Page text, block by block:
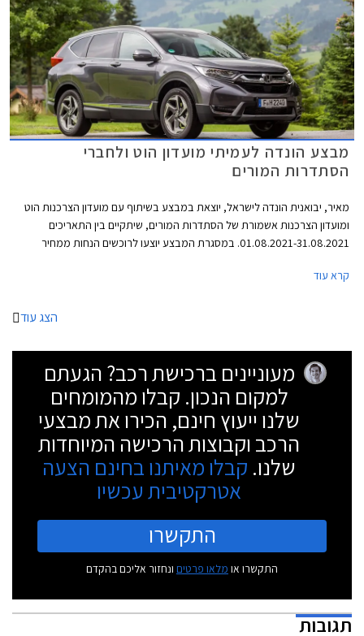
מבצע הונדה לעמיתי מועדון הוט ולחברי
הסתדרות המורים
מאיר, יבואנית הונדה לישראל, יוצאת במבצע בשיתוף עם מועדון הצרכנות הוט
ומועדון הצרכנות אשמורת של הסתדרות המורים, שיתקיים בין התאריכים
01.08.2021-31.08.2021. במסגרת המבצע יוצעו לרוכשים הנחות ממחיר
המשתתפים במבצע.
קרא עוד
הצג עוד
מעוניינים ברכישת רכב? הגעתם
למקום הנכון. קבלו מהמומחים
שלנו ייעוץ חינם, הכירו את מבצעי
הרכב וקבוצות הרכישה המיוחדות
שלנו. קבלו מאיתנו בחינם הצעה
אטרקטיבית עכשיו
התקשרו
התקשרו או מלאו פרטים ונחזור אליכם בהקדם
תגובות